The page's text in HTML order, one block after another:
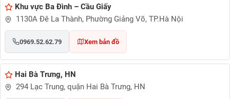
Khu vực Ba Đình – Cầu Giấy
1130A Đê La Thành, Phường Giảng Võ, TP.Hà Nội
0969.52.62.79 Xem bản đồ
Hai Bà Trưng, HN
294 Lạc Trung, quận Hai Bà Trưng, HN